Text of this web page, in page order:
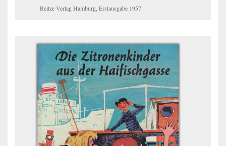
Reitze Verlag Hamburg, Erstausgabe 1957